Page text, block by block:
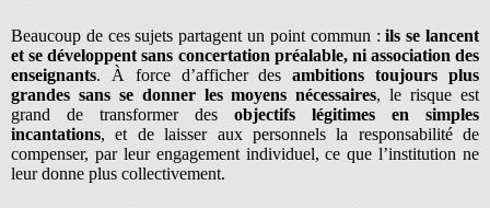
Beaucoup de ces sujets partagent un point commun :ils se lancent
et se développent sans concertation préalable, ni association des
enseignants. À force d’afficher desambitions toujours plus
grandes sans se donner les moyens nécessaires, le risque est
grand de transformer des objectifs légitimes en simples
incantations, et de laisser aux personnels la responsabilité de
compenser, par leur engagement individuel, ce que l’institution ne
leur donne plus collectivement.